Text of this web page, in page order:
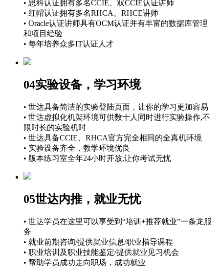
• 思科认证拥有多名CCIE、双CCIE认证讲师
• 红帽认证拥有多名RHCA、RHCE讲师
• Oracle认证讲师具有OCM认证并有丰富的数据库管理
和项目经验
• 每年培养众多IT认证人才
04实验设备，学习环境
• 世达具备简洁的实验登陆页面，让你的学习更加容易
• 世达虚拟化机架环境可供数十人同时进行实验操作,不
限时长的实验机时
• 世达具备CCIE、RHCA官方完全相同的全真机环境
• 实验设备齐全，教学环境优良
• 版本练习室全年24小时开放,让你考试无忧
05世达内推，就业无忧
• 世达学员在这里可以享受到“培训+推荐就业”一条龙服
务
• 就业前期咨询/提供就业信息/职业指导课程
• 职业培训及职业技能鉴定/提供就业见习机会
• 帮助学员成功走向职场，成功就业